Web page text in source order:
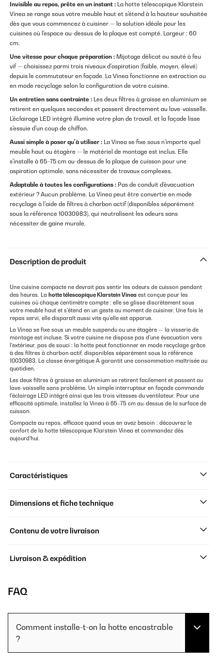
Invisible au repos, prête en un instant : La hotte télescopique Klarstein
Vinea se range sous votre meuble haut et s'étend à la hauteur souhaitée
dès que vous commencez à cuisiner — la solution idéale pour les
cuisines où l'espace au-dessus de la plaque est compté. Largeur : 60
cm.
Une vitesse pour chaque préparation : Mijotage délicat ou sauté à feu
vif — choisissez parmi trois niveaux d'aspiration (faible, moyen, élevé)
depuis le commutateur en façade. La Vinea fonctionne en extraction ou
en mode recyclage selon la configuration de votre cuisine.
Un entretien sans contrainte : Les deux filtres à graisse en aluminium se
retirent en quelques secondes et passent directement au lave-vaisselle.
L'éclairage LED intégré illumine votre plan de travail, et la façade lisse
s'essuie d'un coup de chiffon.
Aussi simple à poser qu'à utiliser : La Vinea se fixe sous n'importe quel
meuble haut ou étagère — le matériel de montage est inclus. Elle
s'installe à 65–75 cm au-dessus de la plaque de cuisson pour une
aspiration optimale, sans nécessiter de travaux complexes.
Adaptable à toutes les configurations : Pas de conduit d'évacuation
extérieur ? Aucun problème. La Vinea peut être convertie en mode
recyclage à l'aide de filtres à charbon actif (disponibles séparément
sous la référence 10030983), qui neutralisent les odeurs sans
nécessiter de gaine murale.
Description de produit
Une cuisine compacte ne devrait pas sentir les odeurs de cuisson pendant
des heures. La hotte télescopique Klarstein Vinea est conçue pour les
cuisines où chaque centimètre compte : elle se glisse discrètement sous
votre meuble haut et s'étend en un geste au moment de cuisiner. Une fois le
repas servi, elle disparaît aussi vite qu'elle est apparue.
La Vinea se fixe sous un meuble suspendu ou une étagère — la visserie de
montage est incluse. Si votre cuisine ne dispose pas d'une évacuation vers
l'extérieur, pas de souci : la hotte peut fonctionner en mode recyclage grâce
à des filtres à charbon actif, disponibles séparément sous la référence
10030983. La classe énergétique A garantit une consommation maîtrisée au
quotidien.
Les deux filtres à graisse en aluminium se retirent facilement et passent au
lave-vaisselle sans problème. Un simple interrupteur en façade commande
l'éclairage LED intégré ainsi que les trois vitesses du ventilateur. Pour une
efficacité optimale, installez la Vinea à 65–75 cm au-dessus de la surface de
cuisson.
Compacte au repos, efficace quand vous en avez besoin : découvrez le
confort de la hotte télescopique Klarstein Vinea et commandez dès
aujourd'hui.
Caractéristiques
Dimensions et fiche technique
Contenu de votre livraison
Livraison & expédition
FAQ
Comment installe-t-on la hotte encastrable
?